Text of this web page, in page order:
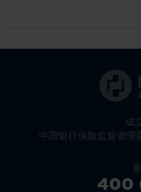
成
中国银行保险监督管理
400